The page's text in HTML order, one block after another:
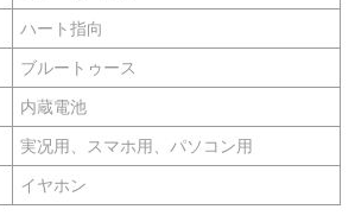
ハート指向
ブルートゥース
内蔵電池
実况用、スマホ用、パソコン用
イヤホン